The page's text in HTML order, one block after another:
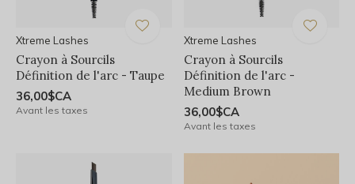
Xtreme Lashes
Crayon à Sourcils
Définition de l'arc - Taupe
36,00$CA
Avant les taxes
Xtreme Lashes
Crayon à Sourcils
Définition de l'arc -
Medium Brown
36,00$CA
Avant les taxes